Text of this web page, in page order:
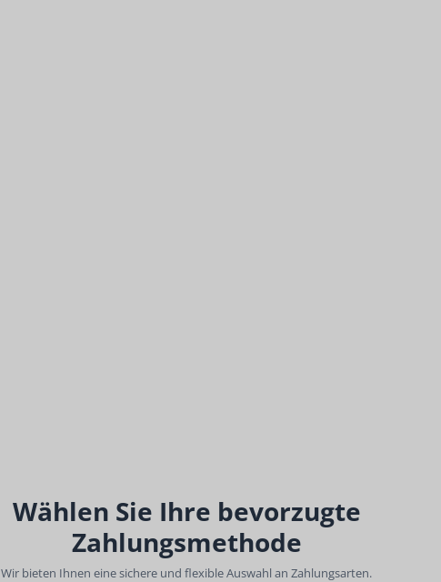
Wählen Sie Ihre bevorzugte
Zahlungsmethode
Wir bieten Ihnen eine sichere und flexible Auswahl an Zahlungsarten.